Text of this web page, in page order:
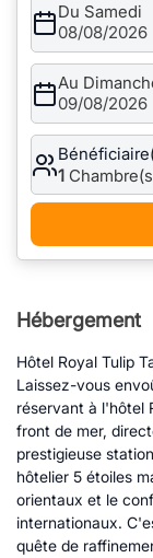
Du Samedi
08/08/2026
Au
09/08/2026
1
Hébergement
Hôtel Royal Tulip
Laissez-vous
réservant à l'hôtel
front de mer,
prestigieuse
hôtelier 5 étoiles
orientaux et le
internationaux.
quête de